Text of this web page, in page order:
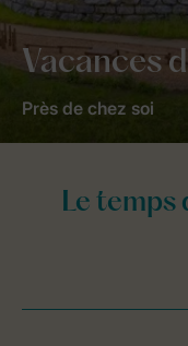
Vacances
Près de chez soi